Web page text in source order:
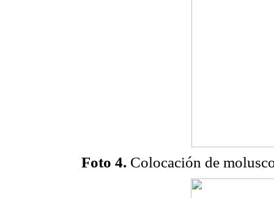
Foto 4. Colocación de